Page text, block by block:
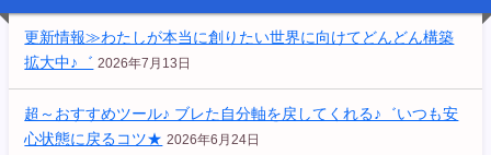
更新情報≫わたしが本当に創りたい世界に向けてどんどん構築
拡大中♪゛ 2026年7月13日
超～おすすめツール♪ ブレた自分軸を戻してくれる♪゛いつも安
心状態に戻るコツ★ 2026年6月24日